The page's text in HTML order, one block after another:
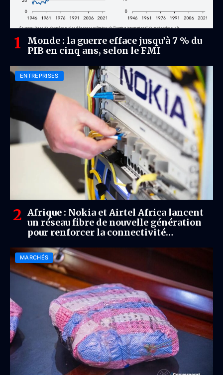
Monde : la guerre efface jusqu’à 7 % du
PIB en cinq ans, selon le FMI
ENTREPRISES
Afrique : Nokia et Airtel Africa lancent
un réseau fibre de nouvelle génération
pour renforcer la connectivité
MARCHÉS